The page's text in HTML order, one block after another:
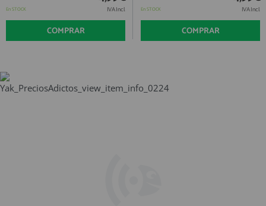
En STOCK IVA Incl.
COMPRAR
En STOCK IVA Incl.
COMPRAR